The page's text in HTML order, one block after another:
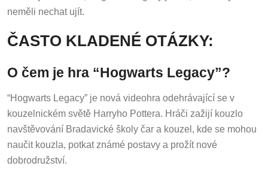
neměli nechat ujít.
ČASTO KLADENÉ OTÁZKY:
O čem je hra “Hogwarts Legacy”?
“Hogwarts Legacy” je nová videohra odehrávající se v
kouzelnickém světě Harryho Pottera. Hráči zažijí kouzlo
navštěvování Bradavické školy čar a kouzel, kde se mohou
naučit kouzla, potkat známé postavy a prožít nové
dobrodružství.